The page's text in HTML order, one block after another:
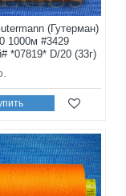
(Гутерман)
1000м #3429
*07819* D/20 (33г)